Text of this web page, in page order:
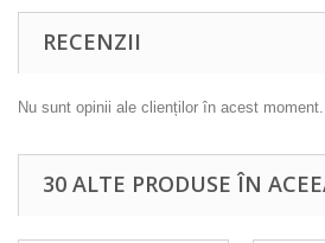
RECENZII
Nu sunt opinii ale clienților în acest moment.
30 ALTE PRODUSE ÎN